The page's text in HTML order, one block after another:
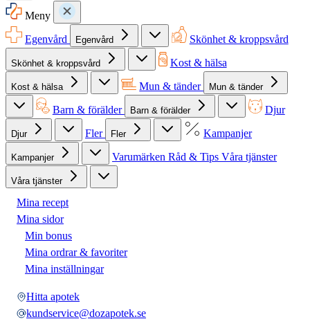
Meny
Egenvård
Egenvård Skönhet & kroppsvård
Skönhet & kroppsvård Kost & hälsa
Kost & hälsa Mun & tänder Mun & tänder
Barn & förälder Barn & förälder Djur
Djur Fler Fler Kampanjer
Kampanjer Varumärken Råd & Tips Våra tjänster
Våra tjänster
Mina recept
Mina sidor
Min bonus
Mina ordrar & favoriter
Mina inställningar
Hitta apotek
kundservice@dozapotek.se